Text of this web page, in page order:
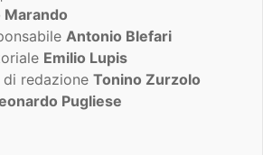
Marando
Antonio Blefari
Emilio Lupis
di redazione Tonino Zurzolo
Pugliese